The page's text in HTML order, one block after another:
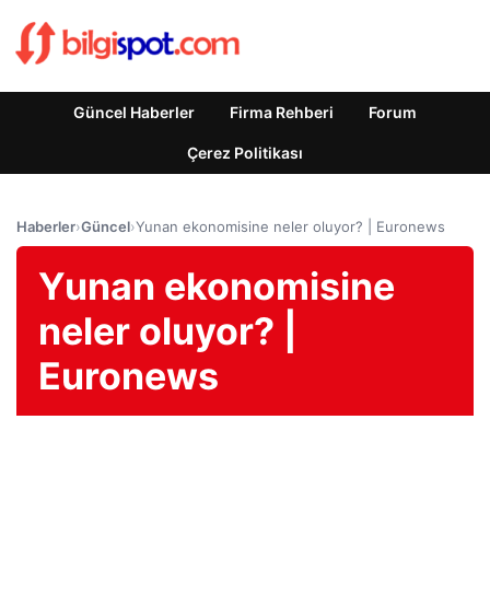
Güncel Haberler Firma Rehberi Forum
Çerez Politikası
Haberler›Güncel›Yunan ekonomisine neler oluyor? | Euronews
Yunan ekonomisine
neler oluyor? |
Euronews